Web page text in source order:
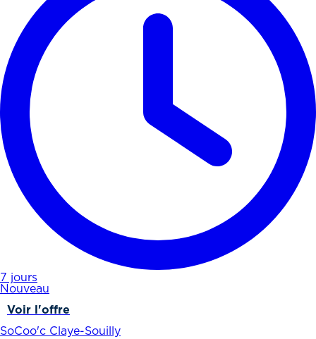
7 jours
Nouveau
Voir l'offre
SoCoo'c Claye-Souilly